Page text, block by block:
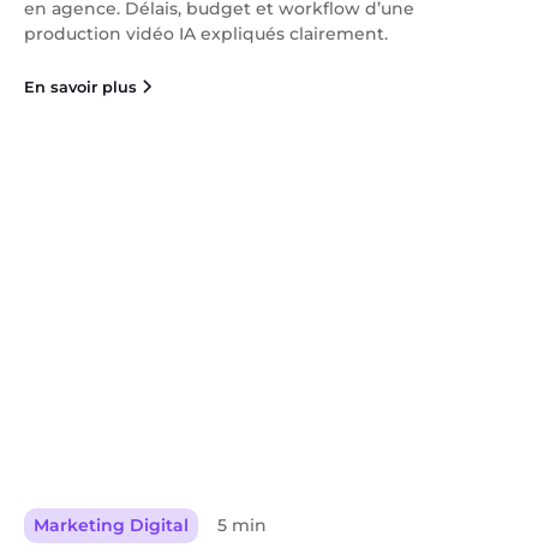
en agence. Délais, budget et workflow d’une
production vidéo IA expliqués clairement.
En savoir plus
Marketing Digital 5 min